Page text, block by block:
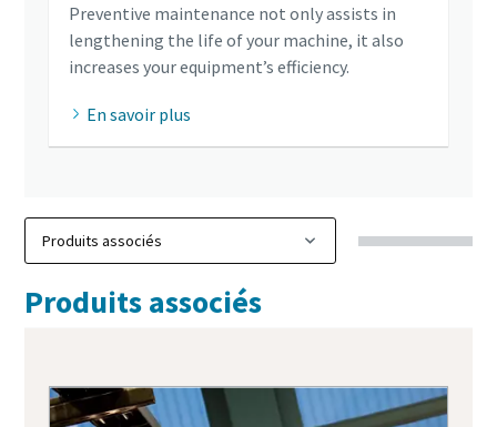
Preventive maintenance not only assists in
lengthening the life of your machine, it also
increases your equipment’s efficiency.
En savoir plus
Produits associés